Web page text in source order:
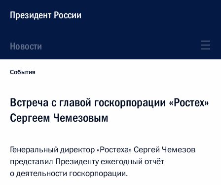
Президент России
Новости
События
Встреча с главой госкорпорации «Ростех»
Сергеем Чемезовым
Генеральный директор «Ростеха» Сергей Чемезов
представил Президенту ежегодный отчёт
о деятельности госкорпорации.